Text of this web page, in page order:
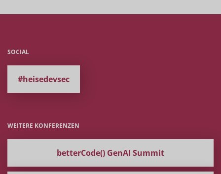
SOCIAL
#heisedevsec
WEITERE KONFERENZEN
betterCode() GenAI Summit